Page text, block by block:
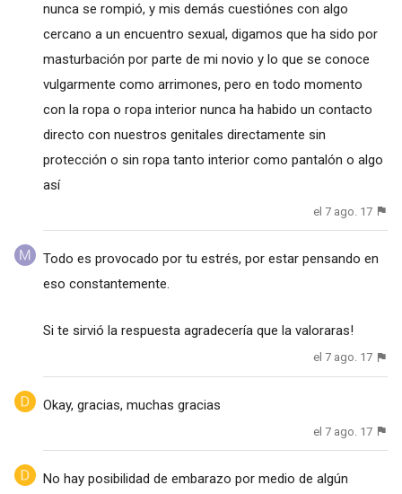
nunca se rompió, y mis demás cuestiónes con algo
cercano a un encuentro sexual, digamos que ha sido por
masturbación por parte de mi novio y lo que se conoce
vulgarmente como arrimones, pero en todo momento
con la ropa o ropa interior nunca ha habido un contacto
directo con nuestros genitales directamente sin
protección o sin ropa tanto interior como pantalón o algo
así
el 7 ago. 17
Todo es provocado por tu estrés, por estar pensando en
eso constantemente.
Si te sirvió la respuesta agradecería que la valoraras!
el 7 ago. 17
Okay, gracias, muchas gracias
el 7 ago. 17
No hay posibilidad de embarazo por medio de algún